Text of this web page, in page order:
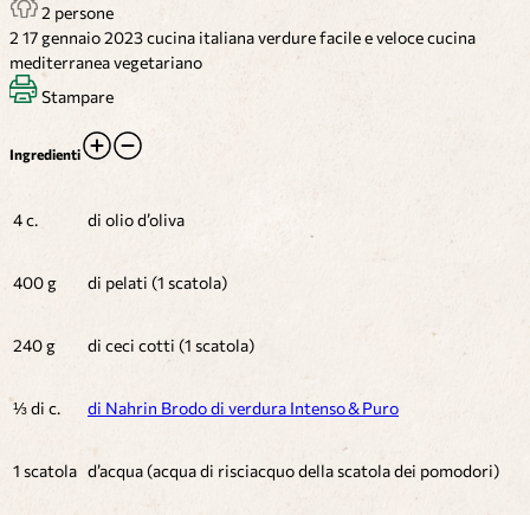
2 persone
2 17 gennaio 2023cucina italianaverdurefacile e velocecucina
mediterraneavegetariano
Stampare
Ingredienti
4 c. di olio d’oliva
400 g di pelati (1 scatola)
240 g di ceci cotti (1 scatola)
⅓ di c. di Nahrin Brodo di verdura Intenso & Puro
1 scatola d’acqua (acqua di risciacquo della scatola dei pomodori)